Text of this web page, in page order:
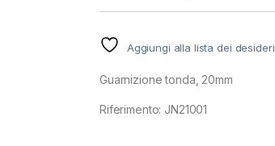
Aggiungi alla lista dei desideri
Guarnizione tonda, 20mm
Riferimento: JN21001